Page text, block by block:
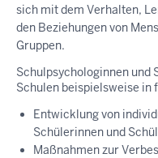
sich mit dem Verhalten,
den Beziehungen von
Gruppen.
Schulpsychologinnen und
Schulen beispielsweise in
Entwicklung von
Schülerinnen und
Maßnahmen zur